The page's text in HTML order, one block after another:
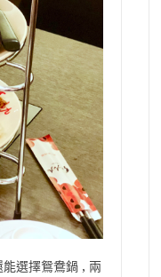
選擇鴛鴦鍋 , 兩